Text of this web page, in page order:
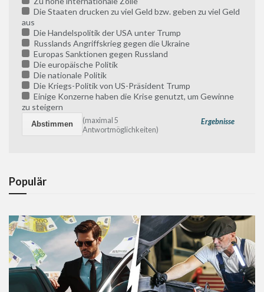
Die Staaten drucken zu viel Geld bzw. geben zu viel Geld
aus
Die Handelspolitik der USA unter Trump
Russlands Angriffskrieg gegen die Ukraine
Europas Sanktionen gegen Russland
Die europäische Politik
Die nationale Politik
Die Kriegs-Politik von US-Präsident Trump
Einige Konzerne haben die Krise genutzt, um Gewinne
zu steigern
Ergebnisse
(maximal 5
Antwortmöglichkeiten)
Populär